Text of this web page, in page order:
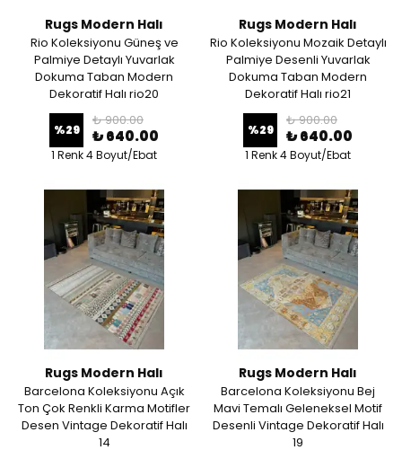
Rugs Modern Halı
Rio Koleksiyonu Güneş ve
Palmiye Detaylı Yuvarlak
Dokuma Taban Modern
Dekoratif Halı rio20
%29
₺ 900.00
₺ 640.00
1 Renk 4 Boyut/Ebat
Rugs Modern Halı
Rio Koleksiyonu Mozaik Detaylı
Palmiye Desenli Yuvarlak
Dokuma Taban Modern
Dekoratif Halı rio21
%29
₺ 900.00
₺ 640.00
1 Renk 4 Boyut/Ebat
Rugs Modern Halı
Barcelona Koleksiyonu Açık
Ton Çok Renkli Karma Motifler
Desen Vintage Dekoratif Halı
14
Rugs Modern Halı
Barcelona Koleksiyonu Bej
Mavi Temalı Geleneksel Motif
Desenli Vintage Dekoratif Halı
19